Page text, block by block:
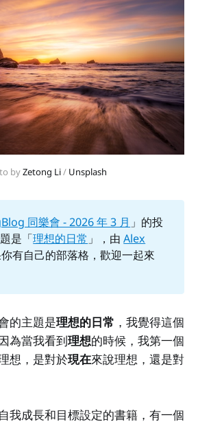
by Zetong Li / Unsplash
同樂會 - 2026 年 3 月 」的投
是「理想的日常」，由Alex
有自己的部落格，歡迎一起來
的主題是理想的日常 ，我覺得這個
為當我看到理想的時候，我第一個
想，是對於現在來說理想，還是對
我成長和目標設定的書籍，有一個